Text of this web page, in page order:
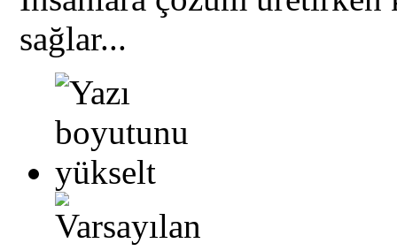
sağlar...